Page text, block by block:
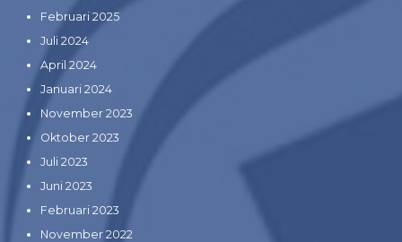
Februari 2025
Juli 2024
April 2024
Januari 2024
November 2023
Oktober 2023
Juli 2023
Juni 2023
Februari 2023
November 2022